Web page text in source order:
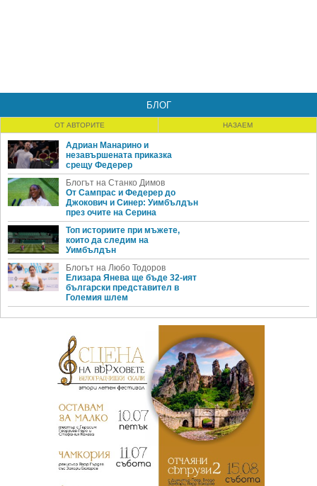
БЛОГ
ОТ АВТОРИТЕ НАЗАЕМ
Адриан Манарино и
незавършената приказка
срещу Федерер
Блогът на Станко Димов
От Сампрас и Федерер до
Джокович и Синер: Уимбълдън
през очите на Серина
Топ историите при мъжете,
които да следим на
Уимбълдън
Блогът на Любо Тодоров
Елизара Янева ще бъде 32-ият
български представител в
Големия шлем